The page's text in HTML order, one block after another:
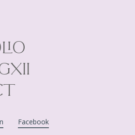
Facebook